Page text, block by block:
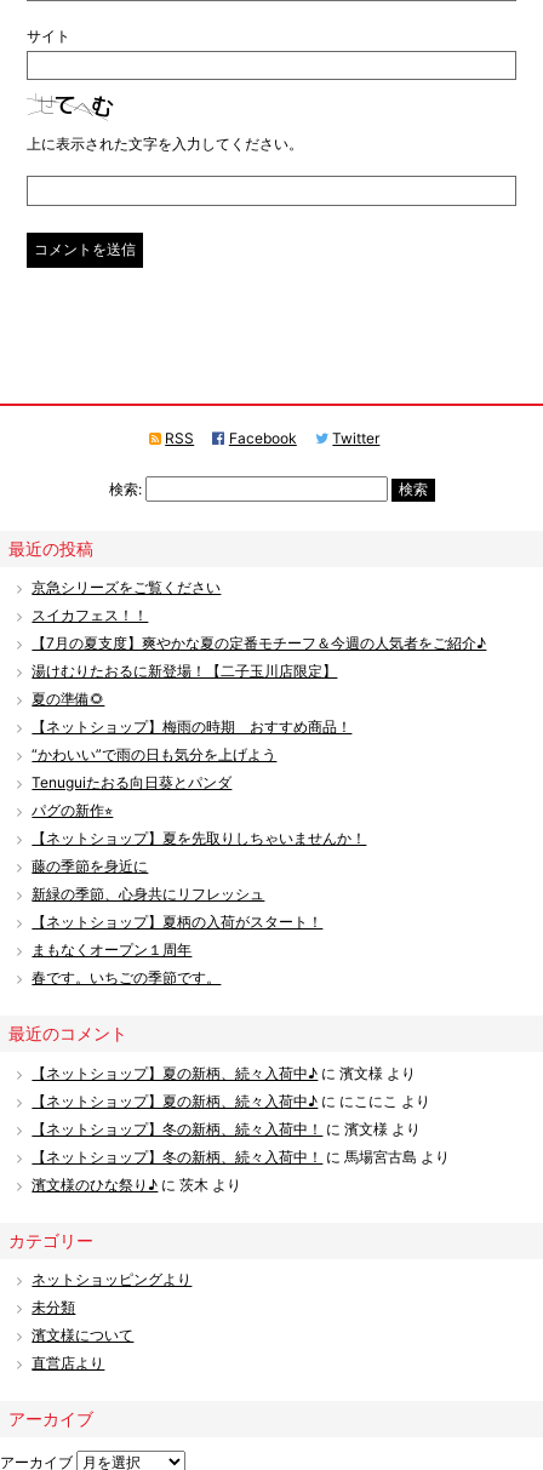
サイト
上に表示された文字を入力してください。
RSS Facebook Twitter
検索:
最近の投稿
京急シリーズをご覧ください
スイカフェス！！
【7月の夏支度】爽やかな夏の定番モチーフ＆今週の人気者をご紹介♪
湯けむりたおるに新登場！【二子玉川店限定】
夏の準備🌻
【ネットショップ】梅雨の時期 おすすめ商品！
“かわいい”で雨の日も気分を上げよう
Tenuguiたおる向日葵とパンダ
パグの新作⭐︎
【ネットショップ】夏を先取りしちゃいませんか！
藤の季節を身近に
新緑の季節、心身共にリフレッシュ
【ネットショップ】夏柄の入荷がスタート！
まもなくオープン１周年
春です。いちごの季節です。
最近のコメント
【ネットショップ】夏の新柄、続々入荷中♪ に濱文様 より
【ネットショップ】夏の新柄、続々入荷中♪ に にこにこ より
【ネットショップ】冬の新柄、続々入荷中！ に濱文様 より
【ネットショップ】冬の新柄、続々入荷中！ に 馬場宮古島 より
濱文様のひな祭り♪ に茨木 より
カテゴリー
ネットショッピングより
未分類
濱文様について
直営店より
アーカイブ
アーカイブ